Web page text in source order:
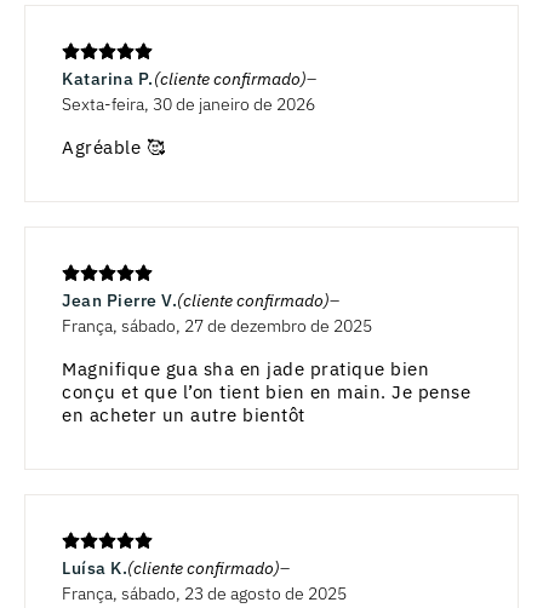
Katarina P.(cliente confirmado)
Sexta-feira, 30 de janeiro de 2026
Agréable 🥰
Jean Pierre V.(cliente confirmado)
França, sábado, 27 de dezembro de 2025
Magnifique gua sha en jade pratique bien
conçu et que l’on tient bien en main. Je pense
en acheter un autre bientôt
Luísa K.(cliente confirmado)
França, sábado, 23 de agosto de 2025